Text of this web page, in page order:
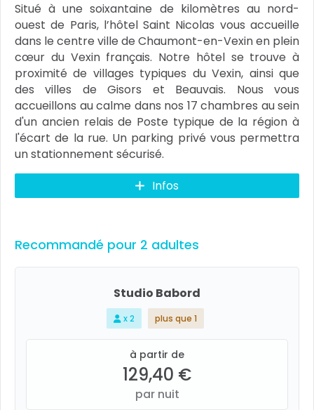
Situé à une soixantaine de kilomètres au nord-
ouest de Paris, l’hôtel Saint Nicolas vous accueille
dans le centre ville de Chaumont-en-Vexin en plein
cœur du Vexin français. Notre hôtel se trouve à
proximité de villages typiques du Vexin, ainsi que
des villes de Gisors et Beauvais. Nous vous
accueillons au calme dans nos 17 chambres au sein
d'un ancien relais de Poste typique de la région à
l'écart de la rue. Un parking privé vous permettra
un stationnement sécurisé.
Infos
Recommandé pour 2 adultes
Studio Babord
x 2 plus que 1
à partir de
129,40 €
par nuit